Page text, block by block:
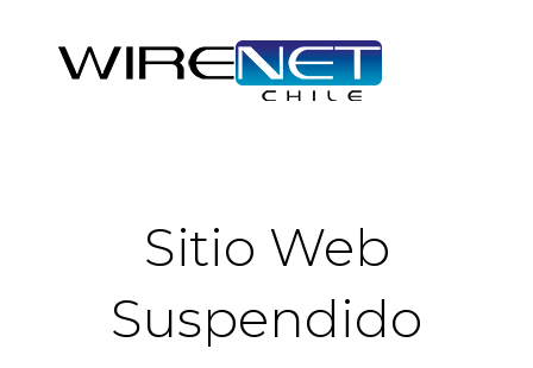
Sitio Web
Suspendido